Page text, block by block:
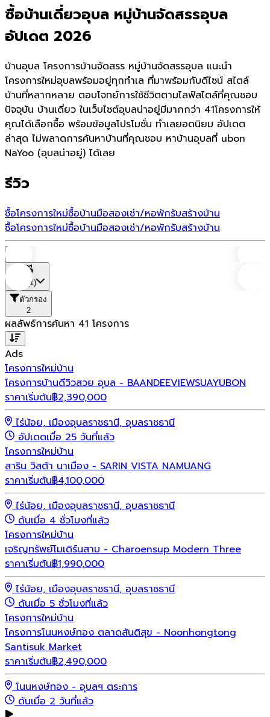
ซื้อบ้านเดี่ยวอุบล หมู่บ้านจัดสรรอุบล
อัปเดต 2026
บ้านอุบล โครงการบ้านจัดสรร หมู่บ้านจัดสรรอุบล แนะนำ
โครงการใหม่อุบลพร้อมอยู่ทุกทำเล ที่มาพร้อมกับดีไซน์ สไตล์
บ้านที่หลากหลาย ตอบโจทย์การใช้ชีวิตตามไลฟ์สไตล์ที่คุณชอบ
ปัจจุบัน บ้านเดี่ยว ในเว็บไซต์อุบลน่าอยู่มีมากกว่า 41โครงการให้
คุณได้เลือกซื้อ พร้อมข้อมูลโปรโมชั่น ทำเลยอดนิยม อัปเดต
ล่าสุด ไม่พลาดการค้นหาบ้านที่คุณชอบ หาบ้านอุบลที่ ubon
NaYoo (อุบลน่าอยู่) ได้เลย
รีวิว
ซื้อโครงการใหม่ซื้อบ้านมือสองเช่า/หอพักรับสร้างบ้าน
ซื้อโครงการใหม่ซื้อบ้านมือสองเช่า/หอพักรับสร้างบ้าน
(1)
ตัวกรอง
2
ผลลัพธ์การค้นหา 41 โครงการ
Ads
โครงการใหม่บ้าน
โครงการบ้านดีวิวสวย อุบล - BAANDEEVIEWSUAYUBON
ราคาเริ่มต้น฿2,390,000
ไร่น้อย, เมืองอุบลราชธานี, อุบลราชธานี
อัปเดตเมื่อ 25 วันที่แล้ว
โครงการใหม่บ้าน
สาริน วิสต้า นาเมือง - SARIN VISTA NAMUANG
ราคาเริ่มต้น฿4,100,000
ไร่น้อย, เมืองอุบลราชธานี, อุบลราชธานี
ดันเมื่อ 4 ชั่วโมงที่แล้ว
โครงการใหม่บ้าน
เจริญทรัพย์โมเดิร์นสาม - Charoensup Modern Three
ราคาเริ่มต้น฿1,990,000
ไร่น้อย, เมืองอุบลราชธานี, อุบลราชธานี
ดันเมื่อ 5 ชั่วโมงที่แล้ว
โครงการใหม่บ้าน
โครงการโนนหงษ์ทอง ตลาดสันติสุข - Noonhongtong
Santisuk Market
ราคาเริ่มต้น฿2,490,000
โนนหงษ์ทอง - อุบลฯ ตระการ
ดันเมื่อ 2 วันที่แล้ว